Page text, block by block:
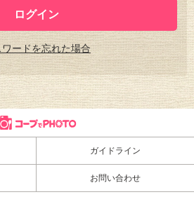
ードを忘れた場合
ガイドライン
お問い合わせ